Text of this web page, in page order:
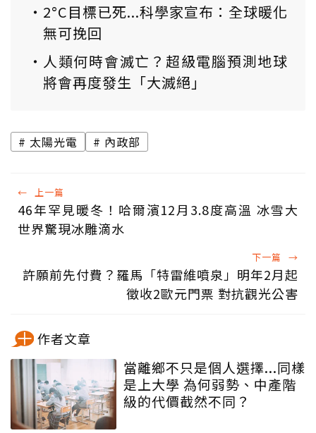
2°C目標已死...科學家宣布：全球暖化
無可挽回
人類何時會滅亡？超級電腦預測地球
將會再度發生「大滅絕」
太陽光電 內政部
← 上一篇
46年罕見暖冬！哈爾濱12月3.8度高溫 冰雪大
世界驚現冰雕滴水
下一篇 →
許願前先付費？羅馬「特雷維噴泉」明年2月起
徵收2歐元門票 對抗觀光公害
作者文章
當離鄉不只是個人選擇...同樣
是上大學 為何弱勢、中產階
級的代價截然不同？